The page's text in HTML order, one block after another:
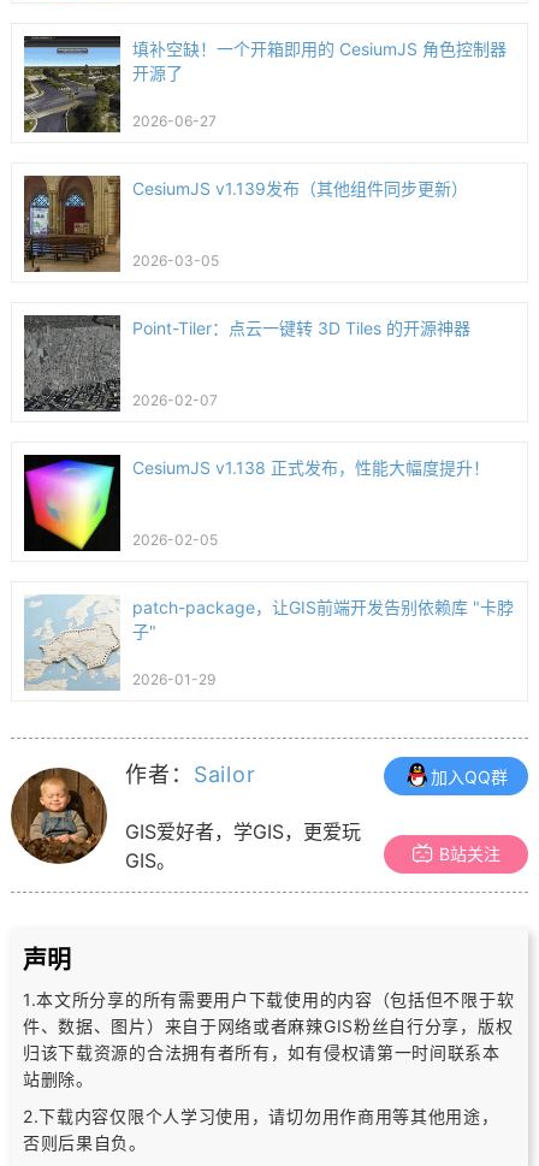
填补空缺！一个开箱即用的 CesiumJS 角色控制器
开源了
2026-06-27
CesiumJS v1.139发布（其他组件同步更新）
2026-03-05
Point-Tiler：点云一键转 3D Tiles 的开源神器
2026-02-07
CesiumJS v1.138 正式发布，性能大幅度提升！
2026-02-05
patch-package，让GIS前端开发告别依赖库 "卡脖
子"
2026-01-29
作者： Sailor
GIS爱好者，学GIS，更爱玩
GIS。
加入QQ群
B站关注
声明
1.本文所分享的所有需要用户下载使用的内容（包括但不限于软
件、数据、图片） 来自于网络或者麻辣GIS粉丝自行分享，版权
归该下载资源的合法拥有者所有，如有侵权请第一时间联系本
站删除。
2.下载内容仅限个人学习使用，请切勿用作商用等其他用途，
否则后果自负。